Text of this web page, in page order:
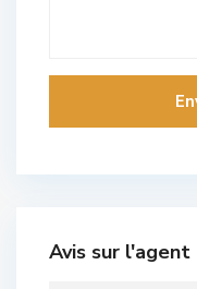
Avis sur l'agent